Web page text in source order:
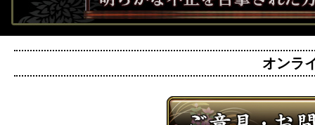
オンラ